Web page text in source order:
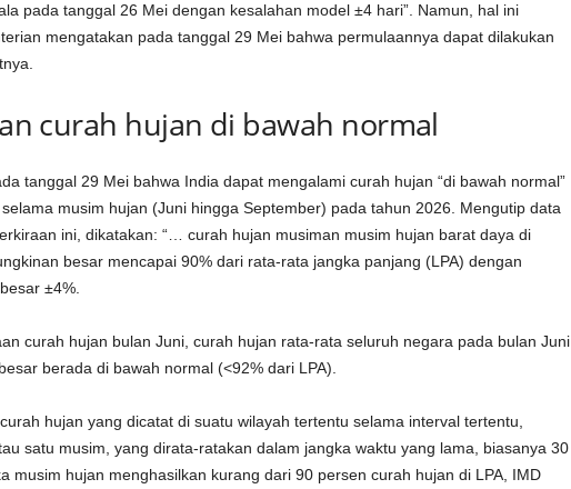
pada tanggal 26 Mei dengan kesalahan model ±4 hari”. Namun, hal ini
mengatakan pada tanggal 29 Mei bahwa permulaannya dapat dilakukan
curah hujan di bawah normal
tanggal 29 Mei bahwa India dapat mengalami curah hujan “di bawah normal”
musim hujan (Juni hingga September) pada tahun 2026. Mengutip data
ini, dikatakan: “… curah hujan musiman musim hujan barat daya di
besar mencapai 90% dari rata-rata jangka panjang (LPA) dengan
±4%.
curah hujan bulan Juni, curah hujan rata-rata seluruh negara pada bulan Juni
berada di bawah normal (<92% dari LPA).
hujan yang dicatat di suatu wilayah tertentu selama interval tertentu,
satu musim, yang dirata-ratakan dalam jangka waktu yang lama, biasanya 30
musim hujan menghasilkan kurang dari 90 persen curah hujan di LPA, IMD